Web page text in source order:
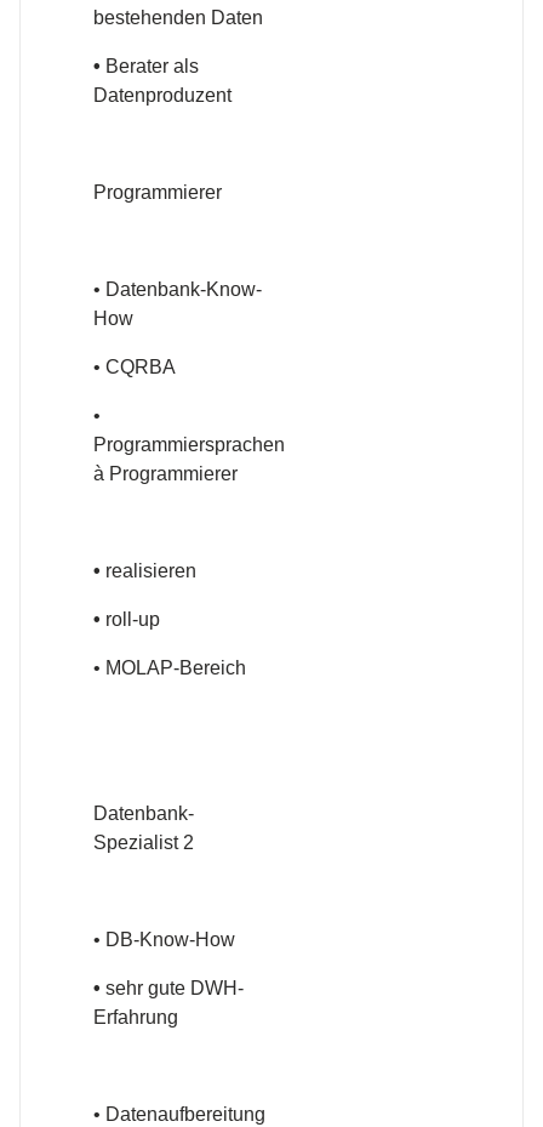
bestehenden Daten
• Berater als
Datenproduzent
Programmierer
• Datenbank-Know-
How
• CQRBA
•
Programmiersprachen
à Programmierer
• realisieren
• roll-up
• MOLAP-Bereich
Datenbank-
Spezialist 2
• DB-Know-How
• sehr gute DWH-
Erfahrung
• Datenaufbereitung